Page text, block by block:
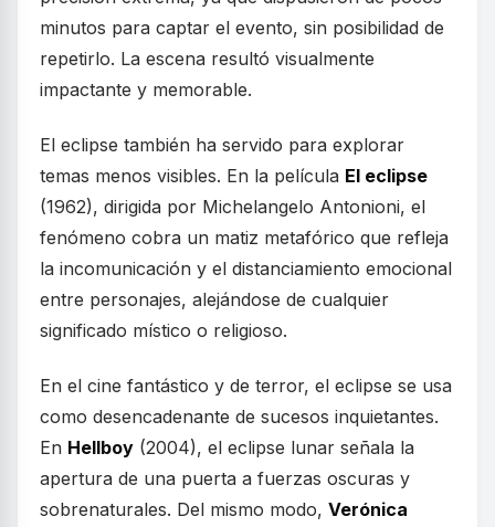
minutos para captar el evento, sin posibilidad de
repetirlo. La escena resultó visualmente
impactante y memorable.
El eclipse también ha servido para explorar
temas menos visibles. En la película El eclipse
(1962), dirigida por Michelangelo Antonioni, el
fenómeno cobra un matiz metafórico que refleja
la incomunicación y el distanciamiento emocional
entre personajes, alejándose de cualquier
significado místico o religioso.
En el cine fantástico y de terror, el eclipse se usa
como desencadenante de sucesos inquietantes.
En Hellboy (2004), el eclipse lunar señala la
apertura de una puerta a fuerzas oscuras y
sobrenaturales. Del mismo modo, Verónica